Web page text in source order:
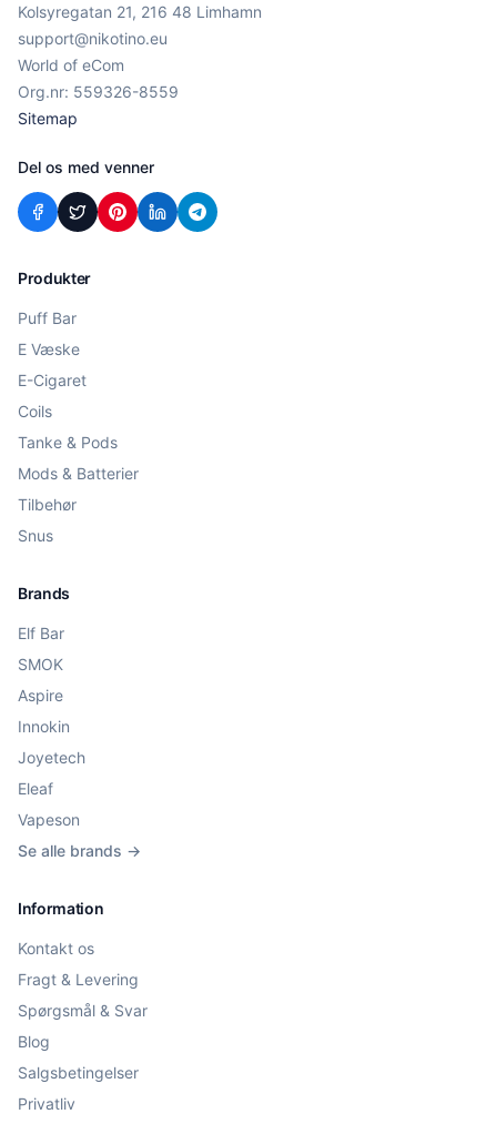
Kolsyregatan 21, 216 48 Limhamn
support@nikotino.eu
World of eCom
Org.nr: 559326-8559
Sitemap
Del os med venner
Produkter
Puff Bar
E Væske
E-Cigaret
Coils
Tanke & Pods
Mods & Batterier
Tilbehør
Snus
Brands
Elf Bar
SMOK
Aspire
Innokin
Joyetech
Eleaf
Vapeson
Se alle brands →
Information
Kontakt os
Fragt & Levering
Spørgsmål & Svar
Blog
Salgsbetingelser
Privatliv